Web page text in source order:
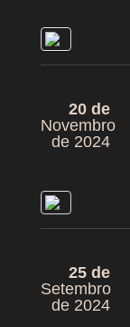
20 de
Novembro
de 2024
25 de
Setembro
de 2024